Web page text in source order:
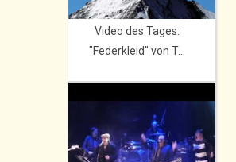
Video des Tages:
"Federkleid" von T...